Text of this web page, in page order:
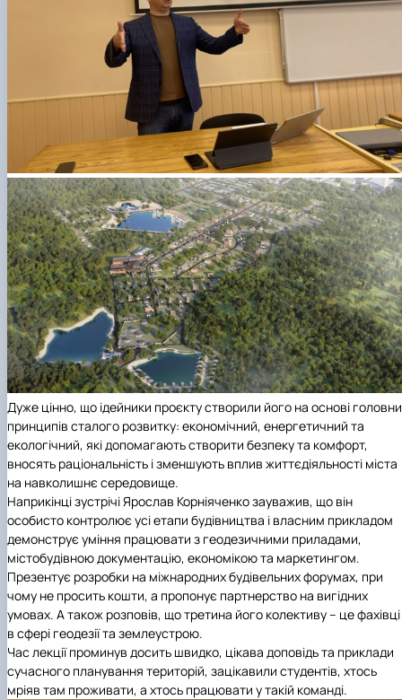
Дуже цінно, що ідейники проєкту створили його на основі
принципів сталого розвитку: економічний, енергетичний та
екологічний, які допомагають створити безпеку та комфорт,
вносять раціональність і зменшують вплив життєдіяльності міста
на навколишнє середовище.
Наприкінці зустрічі Ярослав Корніяченко зауважив, що він
особисто контролює усі етапи будівництва і власним прикладом
демонструє уміння працювати з геодезичними приладами,
містобудівною документацію, економікою та маркетингом.
Презентує розробки на міжнародних будівельних форумах, при
чому не просить кошти, а пропонує партнерство на вигідних
умовах. А також розповів, що третина його колективу – це фахівці
в сфері геодезії та землеустрою.
Час лекції проминув досить швидко, цікава доповідь та приклади
сучасного планування територій, зацікавили студентів, хтось
мріяв там проживати, а хтось працювати у такій команді.